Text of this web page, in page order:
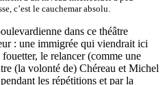
c’est le cauchemar absolu.
dans ce théâtre
: une immigrée qui viendrait ici
le relancer (comme une
(la volonté de) Chéreau et Michel
les répétitions et par la